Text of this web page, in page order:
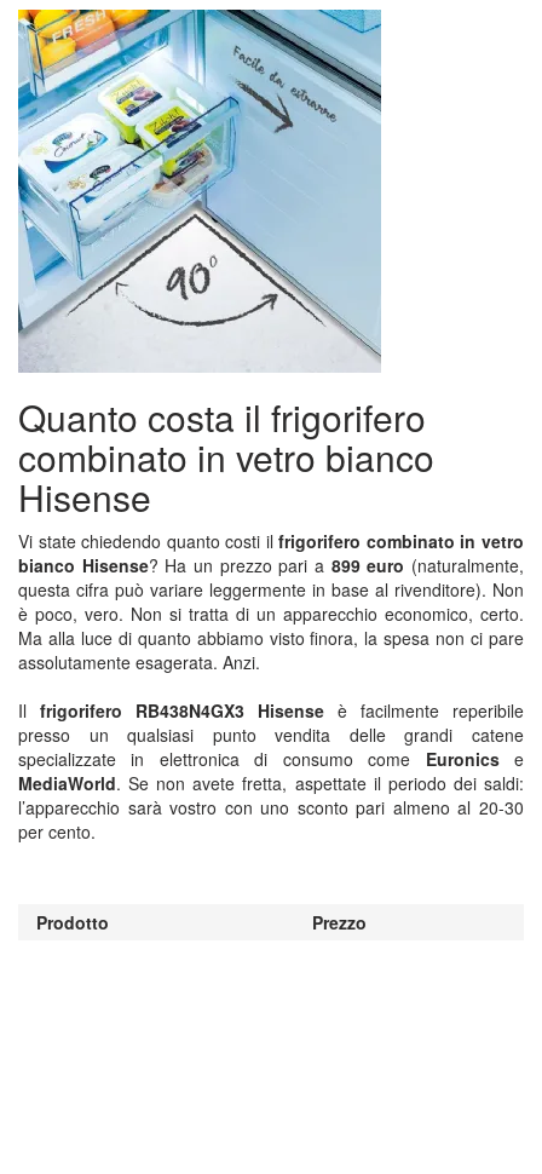
Quanto costa il frigorifero
combinato in vetro bianco
Hisense
Vi state chiedendo quanto costi ilfrigorifero combinato in vetro
bianco Hisense? Ha un prezzo pari a 899 euro (naturalmente,
questa cifra può variare leggermente in base al rivenditore). Non
è poco, vero. Non si tratta di un apparecchio economico, certo.
Ma alla luce di quanto abbiamo visto finora, la spesa non ci pare
assolutamente esagerata. Anzi.
Il frigorifero RB438N4GX3 Hisense è facilmente reperibile
presso un qualsiasi punto vendita delle grandi catene
specializzate in elettronica di consumo come Euronicse
MediaWorld. Se non avete fretta, aspettate il periodo dei saldi:
l’apparecchio sarà vostro con uno sconto pari almeno al 20-30
per cento.
Prodotto Prezzo